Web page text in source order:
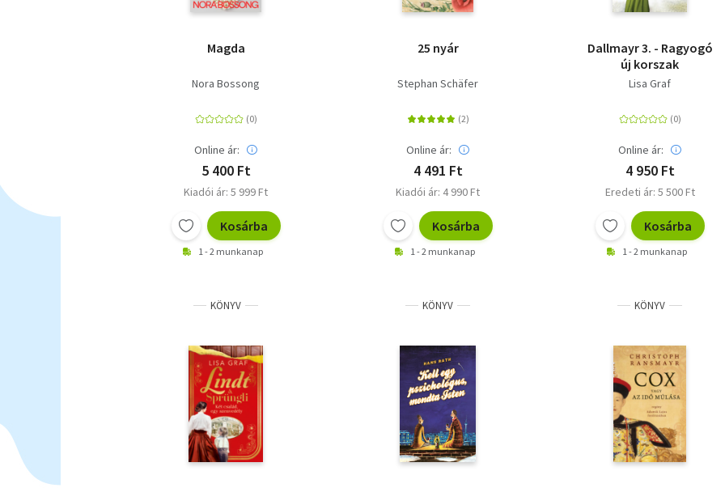
Magda
Nora Bossong
Online ár:
5 400 Ft
Kiadói ár: 5 999 Ft
Kosárba
1 - 2 munkanap
25 nyár
Stephan Schäfer
Online ár:
4 491 Ft
Kiadói ár: 4 990 Ft
Kosárba
1 - 2 munkanap
Dallmayr 3. - Ragyogó
új korszak
Lisa Graf
Online ár:
4 950 Ft
Eredeti ár: 5 500 Ft
Kosárba
1 - 2 munkanap
KÖNYV KÖNYV KÖNYV